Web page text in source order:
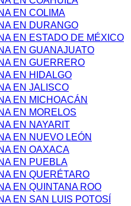
EN COLIMA
EN DURANGO
EN ESTADO DE MÉXICO
EN GUANAJUATO
EN GUERRERO
EN HIDALGO
EN JALISCO
EN MICHOACÁN
EN MORELOS
EN NAYARIT
EN NUEVO LEÓN
EN OAXACA
EN PUEBLA
EN QUERÉTARO
EN QUINTANA ROO
EN SAN LUIS POTOSÍ